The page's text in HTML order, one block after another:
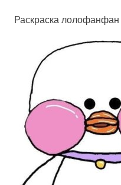
Раскраска лолофанфан